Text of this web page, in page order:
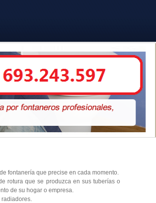
fontanería que precise en cada momento.
rotura que se produzca en sus tuberías o
de su hogar o empresa.
radiadores.